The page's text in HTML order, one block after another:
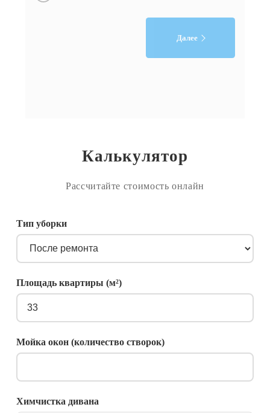
Далее
Калькулятор
Рассчитайте стоимость онлайн
Тип уборки
Площадь квартиры (м²)
Мойка окон (количество створок)
Химчистка дивана